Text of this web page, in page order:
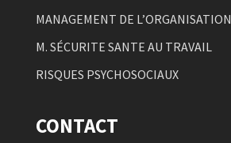
MANAGEMENT DE L’ORGANISATION
M. SÉCURITE SANTE AU TRAVAIL
RISQUES PSYCHOSOCIAUX
CONTACT